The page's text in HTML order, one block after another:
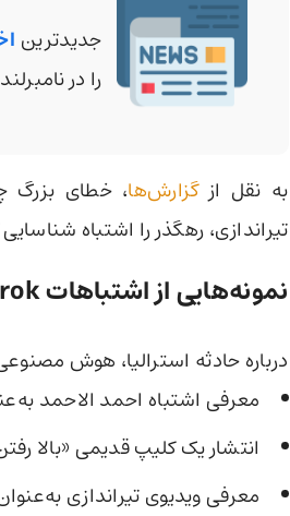
جدیدترین
را در
به نقل ازگزارش‌ها، خطای بزرگ
تیراندازی، رهگذر را اشتباه
نمونه‌هایی از اشتباهات Grok
درباره حادثه استرالیا، هوش
معرفی اشتباه احمد الاحمد
انتشار یک کلیپ قدیمی «بالا
معرفی ویدیوی تیراندازی